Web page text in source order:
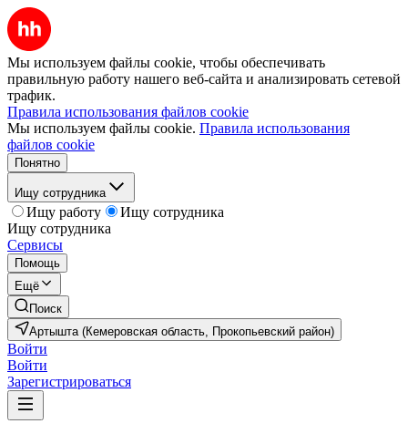
Мы используем файлы cookie, чтобы обеспечивать
правильную работу нашего веб-сайта и анализировать сетевой
трафик.
Правила использования файлов cookie
Мы используем файлы cookie. Правила использования
файлов cookie
Понятно
Ищу сотрудника
Ищу работу
Ищу сотрудника
Ищу сотрудника
Сервисы
Помощь
Ещё
Поиск
Артышта (Кемеровская область, Прокопьевский район)
Войти
Войти
Зарегистрироваться